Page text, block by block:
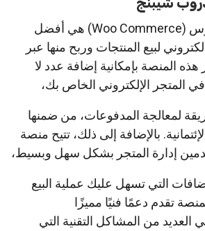
تعتبر منصة ووكومرس (Woo Commerce) هي أفضل
لبيع المنتجات وربح منها عبر
هذه المنصة بإمكانية إضافة عدد لا
المتجر الإلكتروني الخاص بك،
لمعالجة المدفوعات، من ضمنها
بالإضافة إلى ذلك، تتيح منصة
إدارة المتجر بشكل سهل وبسيط،
التي تسهل عليك عملية البيع
تقدم دعمًا فنيًا مميزًا
من المشاكل التقنية التي